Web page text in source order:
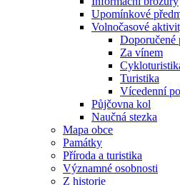
Upomínkové
Volnočasové
Doporučené
Za vínem
Turistika
Vícedenní
Půjčovna kol
Naučná stezka
Mapa obce
Památky
Příroda a turistika
Významné osobnosti
Z historie